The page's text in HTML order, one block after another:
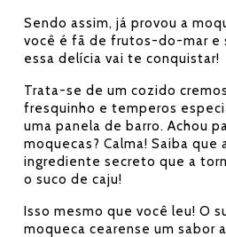
Sendo assim, já provou a
você é fã de frutos-do-mar e
essa delícia vai te conquistar!
Trata-se de um cozido
fresquinho e temperos
uma panela de barro. Achou
moquecas? Calma! Saiba que
ingrediente secreto que a
o suco de caju!
Isso mesmo que você leu! O
moqueca cearense um sabor